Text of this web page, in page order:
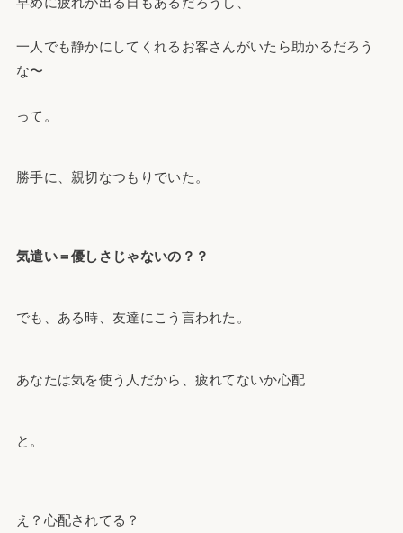
一人でも静かにしてくれるお客さんがいたら助かるだろう
な〜
って。
勝手に、親切なつもりでいた。
気遣い＝優しさじゃないの？？
でも、ある時、友達にこう言われた。
あなたは気を使う人だから、疲れてないか心配
と。
え？心配されてる？